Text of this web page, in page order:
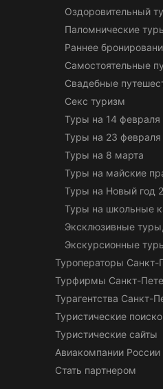
Оздоровительный
Паломнические
Раннее
Самостоятельные
Свадебные
Секс туризм
Туры на 14 февраля
Туры на 23 февраля
Туры на 8 марта
Туры на майские
Туры на Новый год
Туры на школьные
Эксклюзивные
Экскурсионные
Туроператоры Санкт-
Турфирмы Санкт-
Турагентства Санкт-
Туристические
Туристические сайты
Авиакомпании России
Стать партнером